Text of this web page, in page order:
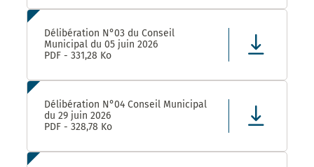
Délibération N°03 du Conseil
Municipal du 05 juin 2026
PDF - 331,28 Ko
Délibération N°04 Conseil Municipal
du 29 juin 2026
PDF - 328,78 Ko